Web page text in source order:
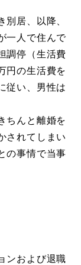
別居、以降、
一人で住んで
調停（生活費
円の生活費を
従い、男性は
ちんと離婚を
されてしまい
の事情で当事
ンおよび退職